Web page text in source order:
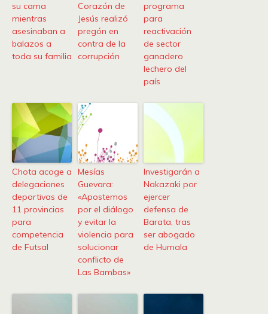
su cama
mientras
asesinaban a
balazos a
toda su familia
Corazón de
Jesús realizó
pregón en
contra de la
corrupción
programa
para
reactivación
de sector
ganadero
lechero del
país
Chota acoge a
delegaciones
deportivas de
11 provincias
para
competencia
de Futsal
Mesías
Guevara:
«Apostemos
por el diálogo
y evitar la
violencia para
solucionar
conflicto de
Las Bambas»
Investigarán a
Nakazaki por
ejercer
defensa de
Barata, tras
ser abogado
de Humala